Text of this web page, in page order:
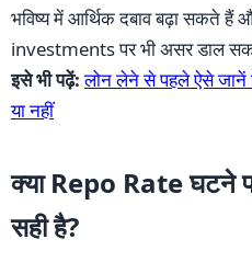
भविष्य में आर्थिक दबाव बढ़ा सकते
investments पर भी असर डाल
इसे भी पढ़ें: लोन लेने से पहले ऐसे जानें
या नहीं
क्या Repo Rate घटने
सही है?